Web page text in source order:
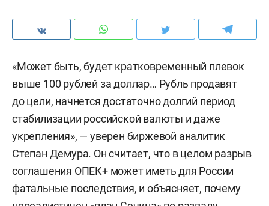
«Может быть, будет кратковременный плевок
выше 100 рублей за доллар… Рубль продавят
до цели, начнется достаточно долгий период
стабилизации российской валюты и даже
укрепления», — уверен биржевой аналитик
Степан Демура. Он считает, что в целом разрыв
соглашения ОПЕК+ может иметь для России
фатальные последствия, и объясняет, почему